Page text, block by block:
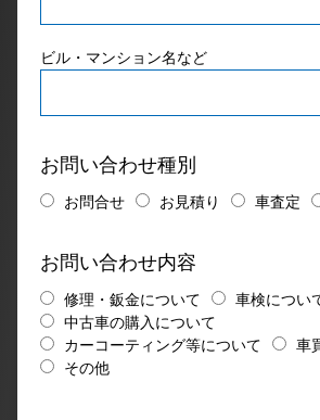
ビル・マンション名など
お問い合わせ種別
お問合せ お見積り 車査定
お問い合わせ内容
修理・鈑金について
車検につい
中古車の購入について
カーコーティング等について
車
その他